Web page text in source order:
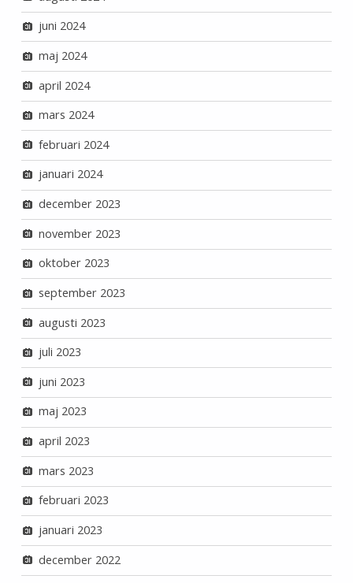
juni 2024
maj 2024
april 2024
mars 2024
februari 2024
januari 2024
december 2023
november 2023
oktober 2023
september 2023
augusti 2023
juli 2023
juni 2023
maj 2023
april 2023
mars 2023
februari 2023
januari 2023
december 2022